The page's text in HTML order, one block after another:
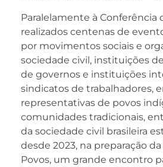
Paralelamente à Conferência
realizados centenas de
por movimentos sociais e
sociedade civil, instituições
de governos e instituições
sindicatos de trabalhadores,
representativas de povos
comunidades tradicionais,
da sociedade civil brasileira
desde 2023, na preparação
Povos, um grande encontro